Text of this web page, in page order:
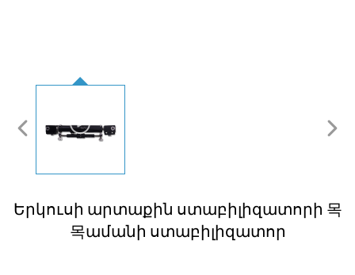
Երկուսի արտաքին ստաբիլիզատորի 목
목ամանի ստաբիլիզատոր